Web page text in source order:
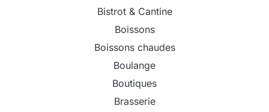
Bistrot & Cantine
Boissons
Boissons chaudes
Boulange
Boutiques
Brasserie